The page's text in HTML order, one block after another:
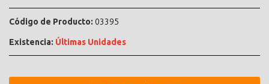
Código de Producto: 03395
Existencia: Últimas Unidades